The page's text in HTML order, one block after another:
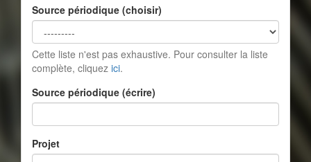
Source périodique (choisir)
Cette liste n'est pas exhaustive. Pour consulter la liste
complète, cliquez ici.
Source périodique (écrire)
Projet